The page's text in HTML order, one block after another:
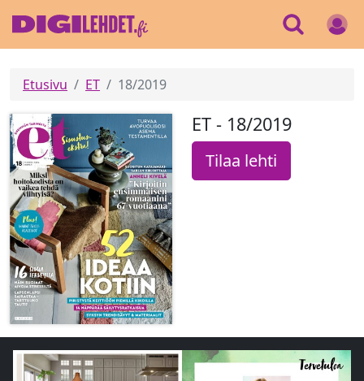
Etusivu ET 18/2019
ET - 18/2019
Tilaa lehti